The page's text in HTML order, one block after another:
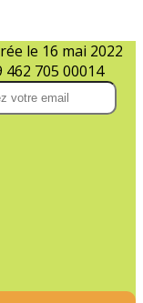
le 16 mai 2022
462 705 00014